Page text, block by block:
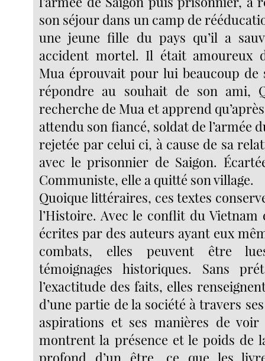
son séjour dans un camp de
une jeune fille du pays qu’il a
accident mortel. Il était amoureux
Mua éprouvait pour lui beaucoup de
répondre au souhait de son ami,
recherche de Mua et apprend
attendu son fiancé, soldat de l’armée
rejetée par celui ci, à cause de sa
avec le prisonnier de Saigon.
Communiste, elle a quitté son village.
Quoique littéraires, ces textes
l’Histoire. Avec le conflit du
écrites par des auteurs ayant eux
combats, elles peuvent être
témoignages historiques. Sans
l’exactitude des faits, elles
d’une partie de la société à travers
aspirations et ses manières de
montrent la présence et le poids de